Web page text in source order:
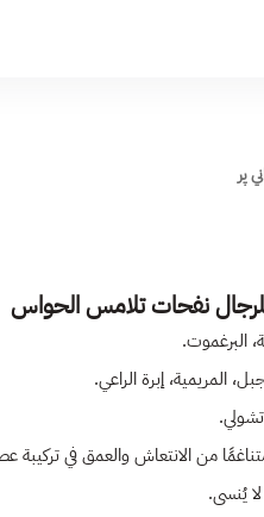
پر
نفحات تلامس الحواس
البرغموت.
المريمية، إبرة الراعي.
من الانتعاش والعمق في
يُنسى.